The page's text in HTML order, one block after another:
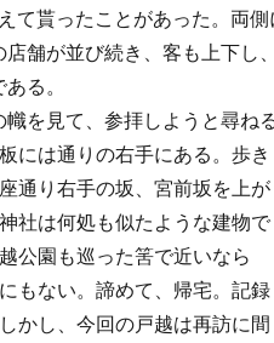
て貰ったことがあった。両側
舗が並び続き、客も上下し、
る。
幟を見て、参拝しようと尋ね
には通りの右手にある。歩き
通り右手の坂、宮前坂を上が
社は何処も似たような建物で
公園も巡った筈で近いなら
もない。諦めて、帰宅。記録
かし、今回の戸越は再訪に間